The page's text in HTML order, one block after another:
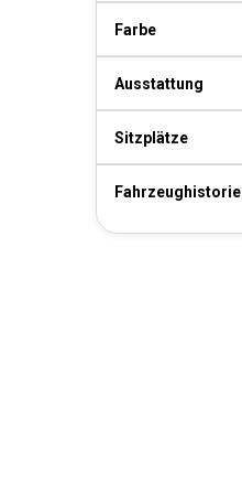
Farbe
Ausstattung
Sitzplätze
Fahrzeughistorie